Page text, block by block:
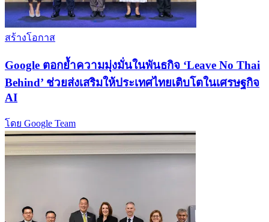
สร้างโอกาส
Google ตอกย้ำความมุ่งมั่นในพันธกิจ ‘Leave No Thai
Behind’ ช่วยส่งเสริมให้ประเทศไทยเติบโตในเศรษฐกิจ
AI
โดย Google Team